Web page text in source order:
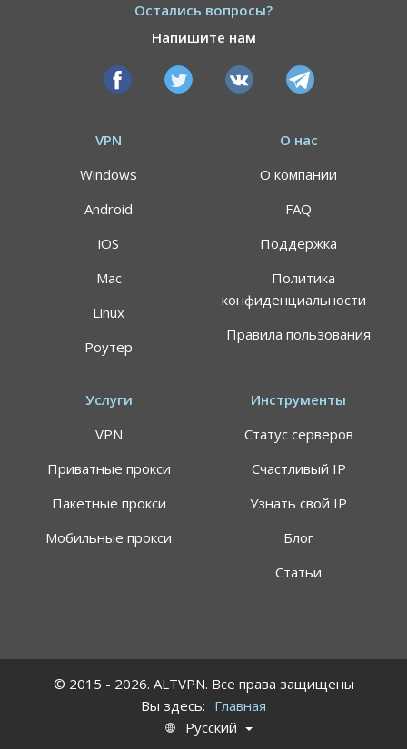
Остались вопросы?
Напишите нам
VPN
Windows
Android
iOS
Mac
Linux
Роутер
О нас
О компании
FAQ
Поддержка
Политика
конфиденциальности
Правила пользования
Услуги
VPN
Приватные прокси
Пакетные прокси
Мобильные прокси
Инструменты
Статус серверов
Счастливый IP
Узнать свой IP
Блог
Статьи
© 2015 - 2026. ALTVPN. Все права защищены
Вы здесь: Главная
Русский